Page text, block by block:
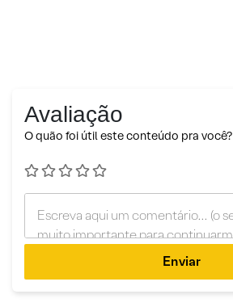
Avaliação
O quão foi útil este conteúdo pra você?
Enviar